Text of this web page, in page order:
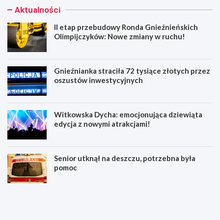
Aktualności
II etap przebudowy Ronda Gnieźnieńskich
Olimpijczyków: Nowe zmiany w ruchu!
Gnieźnianka straciła 72 tysiące złotych przez
oszustów inwestycyjnych
Witkowska Dycha: emocjonująca dziewiąta
edycja z nowymi atrakcjami!
Senior utknął na deszczu, potrzebna była
pomoc
IG